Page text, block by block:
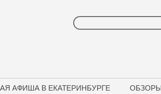
АФИША В ЕКАТЕРИНБУРГЕ ОБЗОРЫ